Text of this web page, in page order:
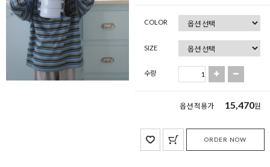
COLOR
SIZE
수량
옵션 적용가 15,470원
ORDER NOW